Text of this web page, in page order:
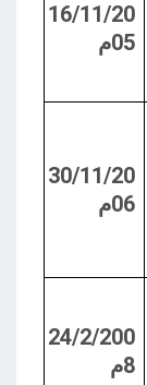
16/11/20
05م
30/11/20
06م
24/2/200
8م